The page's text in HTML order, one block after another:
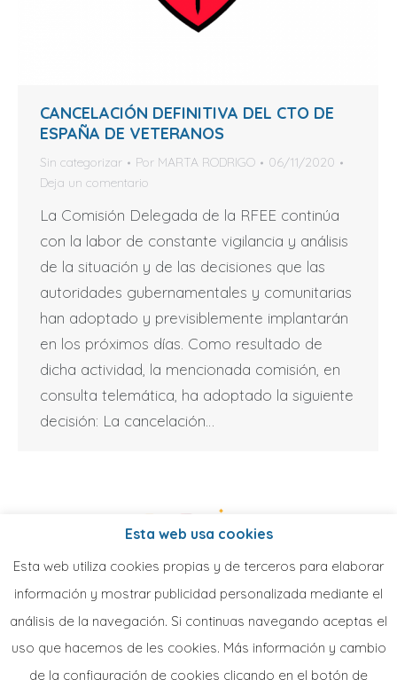
CANCELACIÓN DEFINITIVA DEL CTO DE
ESPAÑA DE VETERANOS
Sin categorizar Por MARTA RODRIGO
06/11/2020
Deja un comentario
La Comisión Delegada de la RFEE continúa
con la labor de constante vigilancia y análisis
de la situación y de las decisiones que las
autoridades gubernamentales y comunitarias
han adoptado y previsiblemente implantarán
en los próximos días. Como resultado de
dicha actividad, la mencionada comisión, en
consulta telemática, ha adoptado la siguiente
decisión: La cancelación…
Esta web usa cookies
Esta web utiliza cookies propias y de terceros para elaborar
información y mostrar publicidad personalizada mediante el
análisis de la navegación. Si continuas navegando aceptas el
uso que hacemos de les cookies. Más información y cambio
de la configuración de cookies clicando en el botón de